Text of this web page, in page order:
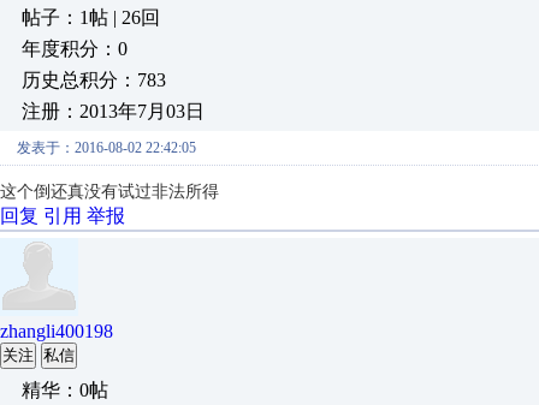
帖子：1帖 | 26回
年度积分：0
历史总积分：783
注册：2013年7月03日
发表于：2016-08-02 22:42:05
这个倒还真没有试过非法所得
回复 引用 举报
zhangli400198
关注 私信
精华：0帖